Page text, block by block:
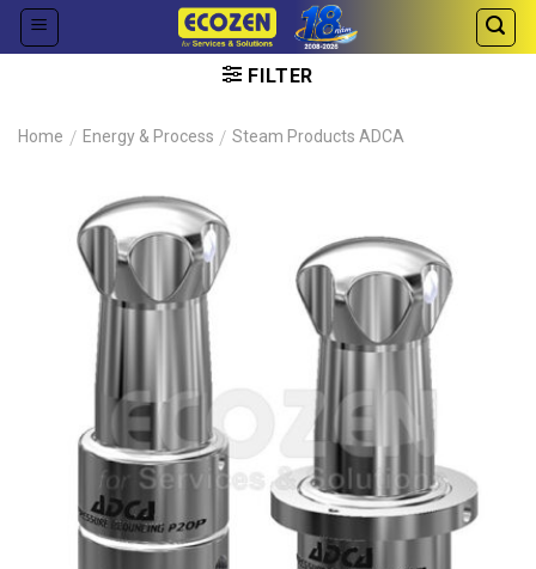
Skip
FILTER
Home / Energy & Process / Steam Products ADCA